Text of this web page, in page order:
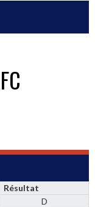
Résultat
D